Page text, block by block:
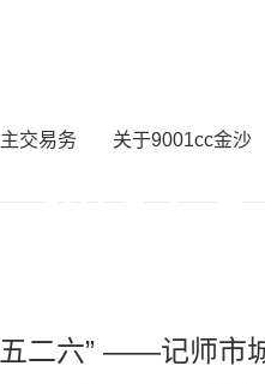
主交易务 关于9001cc金沙
五二六” ——记师市